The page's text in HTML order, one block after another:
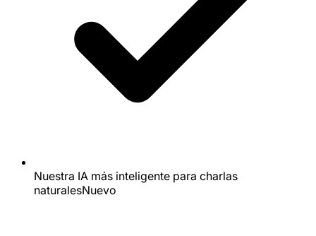
Nuestra IA más inteligente para charlas
naturalesNuevo